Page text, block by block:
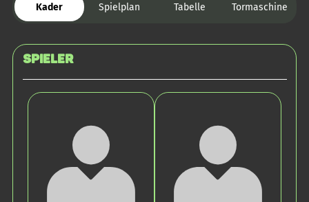
Kader Spielplan Tabelle Tormaschine
Spieler